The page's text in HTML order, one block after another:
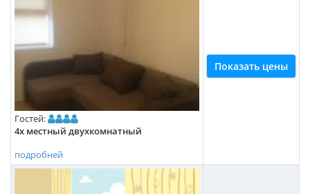
Гостей:
4х местный двухкомнатный
подробней
Показать цены